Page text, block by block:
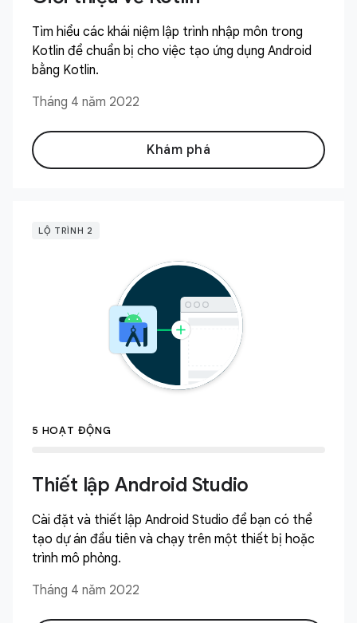
Tìm hiểu các khái niệm lập trình nhập môn trong
Kotlin để chuẩn bị cho việc tạo ứng dụng Android
bằng Kotlin.
Tháng 4 năm 2022
Khám phá
LỘ TRÌNH 2
5 HOẠT ĐỘNG
Thiết lập Android Studio
Cài đặt và thiết lập Android Studio để bạn có thể
tạo dự án đầu tiên và chạy trên một thiết bị hoặc
trình mô phỏng.
Tháng 4 năm 2022